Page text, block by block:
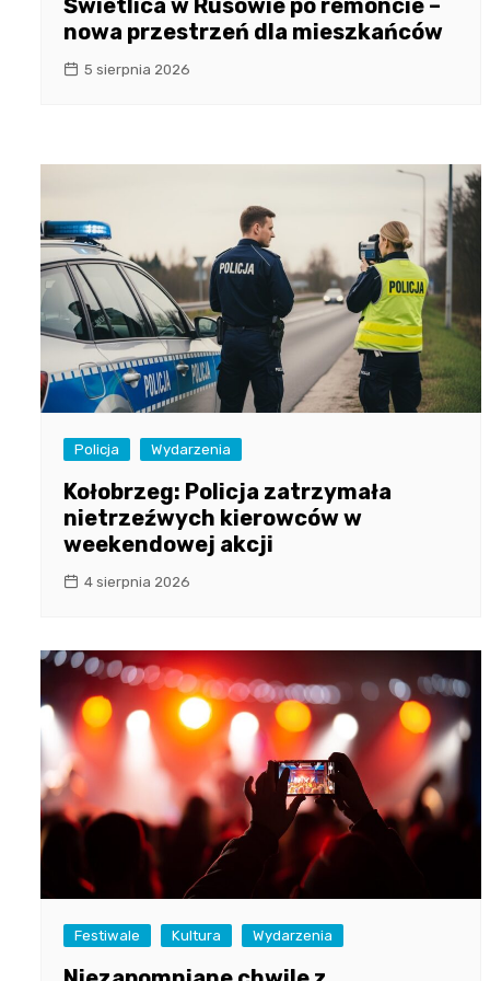
Świetlica w Rusowie po remoncie –
nowa przestrzeń dla mieszkańców
5 sierpnia 2026
Policja Wydarzenia
Kołobrzeg: Policja zatrzymała
nietrzeźwych kierowców w
weekendowej akcji
4 sierpnia 2026
Festiwale Kultura Wydarzenia